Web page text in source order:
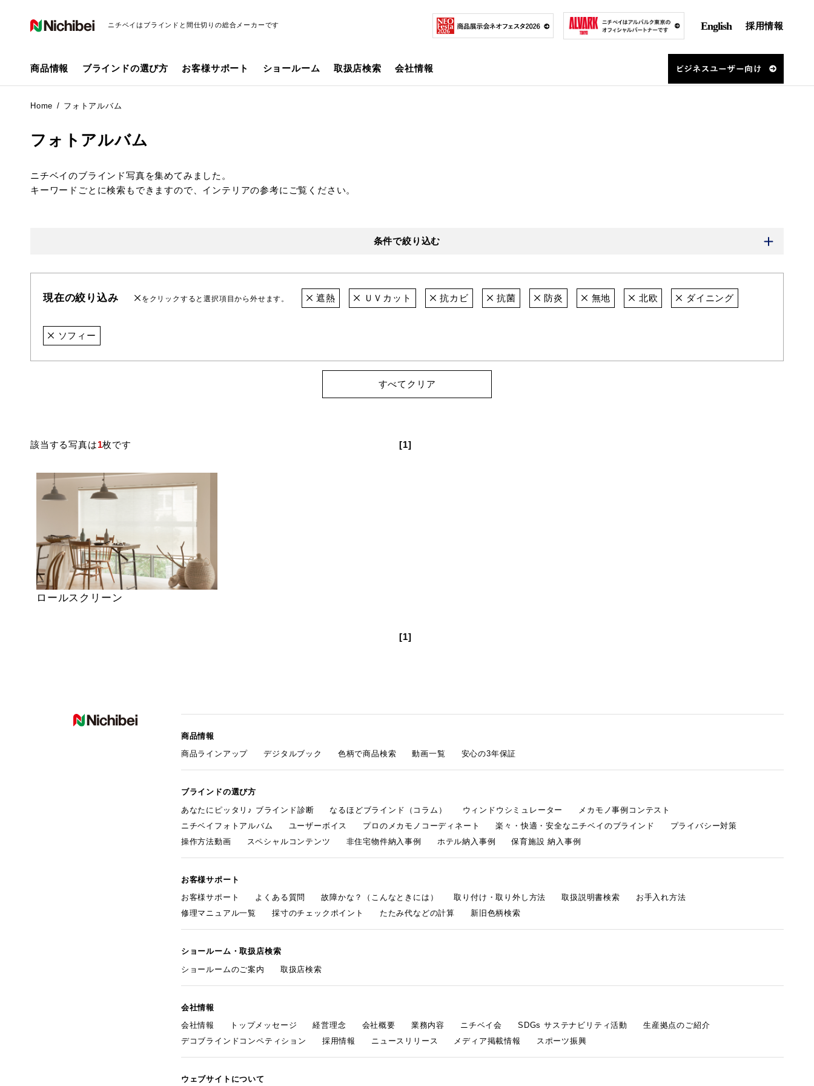
ニチベイはブラインドと間仕切りの総合メーカーです English 採用情報
商品情報 ブラインドの選び方 お客様サポート ショールーム 取扱店検索 会社情報
Home フォトアルバム
フォトアルバム
ニチベイのブラインド写真を集めてみました。
キーワードごとに検索もできますので、インテリアの参考にご覧ください。
条件で絞り込む
現在の絞り込み をクリックすると選択項目から外せます。 遮熱 ＵＶカット 抗カビ 抗菌 防炎 無地 北欧 ダイニング
ソフィー
すべてクリア
該当する写真は1枚です [1]
ロールスクリーン
[1]
商品情報
商品ラインアップ
デジタルブック 色柄で商品検索 動画一覧 安心の3年保証
ブラインドの選び方
あなたにピッタリ♪ ブラインド診断
なるほどブラインド（コラム） ウィンドウシミュレーター
メカモノ事例コンテスト
ニチベイフォトアルバム
ユーザーボイス プロのメカモノコーディネート 楽々・快適・安全なニチベイのブラインド
プライバシー対策
操作方法動画
スペシャルコンテンツ 非住宅物件納入事例 ホテル納入事例 保育施設 納入事例
お客様サポート
お客様サポート
よくある質問 故障かな？（こんなときには） 取り付け・取り外し方法 取扱説明書検索
お手入れ方法
修理マニュアル一覧
採寸のチェックポイント たたみ代などの計算 新旧色柄検索
ショールーム・取扱店検索
ショールームのご案内
取扱店検索
会社情報
会社情報
トップメッセージ 経営理念 会社概要 業務内容 ニチベイ会 SDGs サステナビリティ活動
生産拠点のご紹介
デコブラインドコンペティション
採用情報 ニュースリリース メディア掲載情報 スポーツ振興
ウェブサイトについて